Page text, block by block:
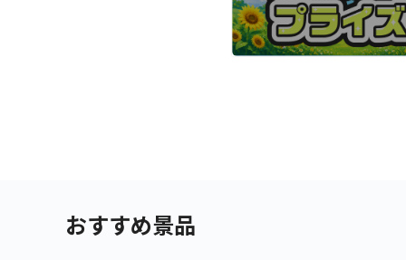
おすすめ景品